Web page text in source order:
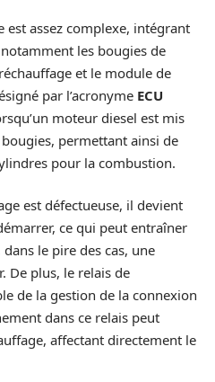
est assez complexe, intégrant
les bougies de
et le module de
par l’acronyme ECU
moteur diesel est mis
permettant ainsi de
pour la combustion.
est défectueuse, il devient
ce qui peut entraîner
le pire des cas, une
De plus, le relais de
de la gestion de la connexion
dans ce relais peut
affectant directement le